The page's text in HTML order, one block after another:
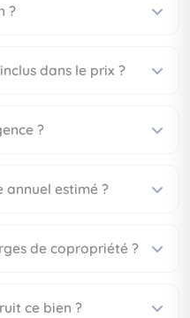
?
dans le prix ?
?
annuel estimé ?
de copropriété ?
ce bien ?